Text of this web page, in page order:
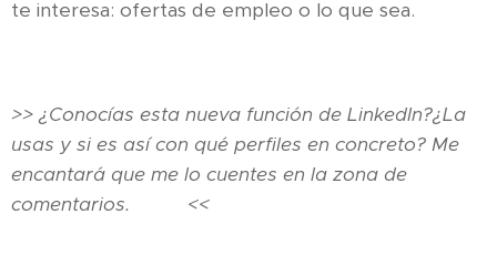
te interesa: ofertas de empleo o lo que sea.
>> ¿Conocías esta nueva función de LinkedIn?¿La
usas y si es así con qué perfiles en concreto? Me
encantará que me lo cuentes en la zona de
comentarios. 🔻🔻 <<